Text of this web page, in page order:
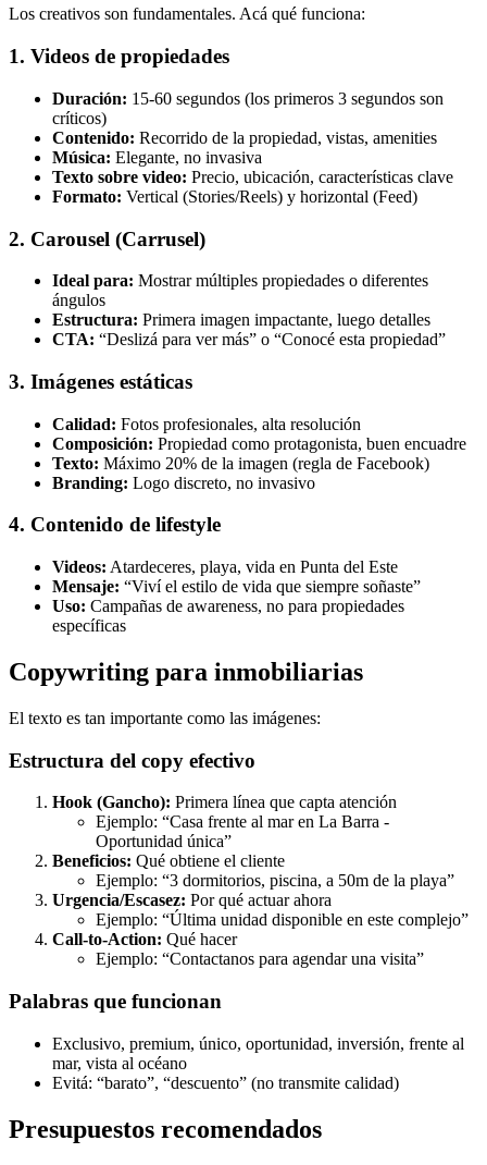
Los creativos son fundamentales. Acá qué funciona:
1. Videos de propiedades
Duración: 15-60 segundos (los primeros 3 segundos son
críticos)
Contenido: Recorrido de la propiedad, vistas, amenities
Música: Elegante, no invasiva
Texto sobre video: Precio, ubicación, características clave
Formato: Vertical (Stories/Reels) y horizontal (Feed)
2. Carousel (Carrusel)
Ideal para: Mostrar múltiples propiedades o diferentes
ángulos
Estructura: Primera imagen impactante, luego detalles
CTA: “Deslizá para ver más” o “Conocé esta propiedad”
3. Imágenes estáticas
Calidad: Fotos profesionales, alta resolución
Composición: Propiedad como protagonista, buen encuadre
Texto: Máximo 20% de la imagen (regla de Facebook)
Branding: Logo discreto, no invasivo
4. Contenido de lifestyle
Videos: Atardeceres, playa, vida en Punta del Este
Mensaje: “Viví el estilo de vida que siempre soñaste”
Uso: Campañas de awareness, no para propiedades
específicas
Copywriting para inmobiliarias
El texto es tan importante como las imágenes:
Estructura del copy efectivo
Hook (Gancho): Primera línea que capta atención
Ejemplo: “Casa frente al mar en La Barra -
Oportunidad única”
Beneficios: Qué obtiene el cliente
Ejemplo: “3 dormitorios, piscina, a 50m de la playa”
Urgencia/Escasez: Por qué actuar ahora
Ejemplo: “Última unidad disponible en este complejo”
Call-to-Action: Qué hacer
Ejemplo: “Contactanos para agendar una visita”
Palabras que funcionan
Exclusivo, premium, único, oportunidad, inversión, frente al
mar, vista al océano
Evitá: “barato”, “descuento” (no transmite calidad)
Presupuestos recomendados